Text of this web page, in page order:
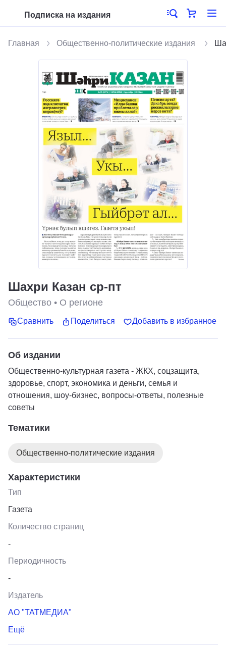
Подписка на издания
Главная Общественно-политические издания
Шахри Казан ср-пт
Общество • О регионе
Сравнить Поделиться Добавить в избранное
Об издании
Общественно-культурная газета - ЖКХ, соцзащита,
здоровье, спорт, экономика и деньги, семья и
отношения, шоу-бизнес, вопросы-ответы, полезные
советы
Тематики
Общественно-политические издания
Характеристики
Тип
Газета
Количество страниц
-
Периодичность
-
Издатель
АО "ТАТМЕДИА"
Ещё